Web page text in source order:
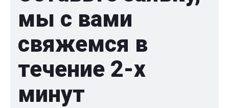
мы с вами
свяжемся в
течение 2-x
минут